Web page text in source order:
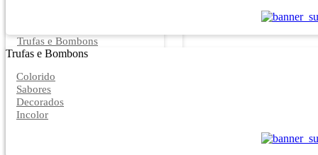
Trufas e Bombons
Trufas e Bombons
Colorido
Sabores
Decorados
Incolor